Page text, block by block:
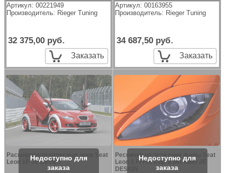
Артикул: 00221949
Производитель: Rieger Tuning
32 375,00 руб.
Заказать
Артикул: 00163955
Производитель: Rieger Tuning
34 687,50 руб.
Заказать
Расширители колесных арок Seat
Leon 1P JE Design
Реснички на передние фары Seat
Leon 1 P/ FR/ Cupra рестайл JE
DESIGN